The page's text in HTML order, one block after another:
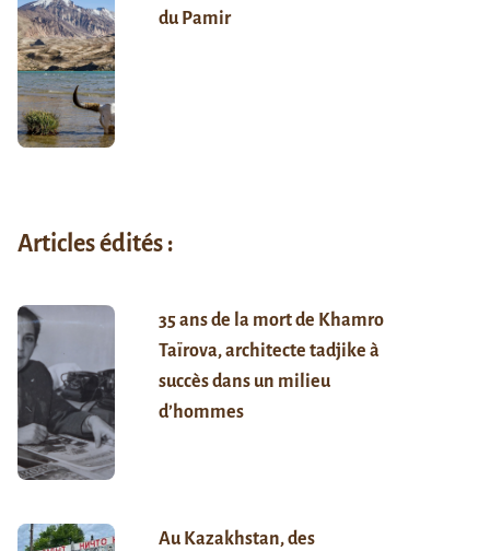
du Pamir
Articles édités :
35 ans de la mort de Khamro
Taïrova, architecte tadjike à
succès dans un milieu
d’hommes
Au Kazakhstan, des